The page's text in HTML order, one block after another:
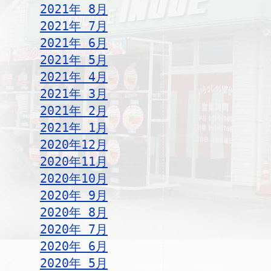
2021年 8月
2021年 7月
2021年 6月
2021年 5月
2021年 4月
2021年 3月
2021年 2月
2021年 1月
2020年12月
2020年11月
2020年10月
2020年 9月
2020年 8月
2020年 7月
2020年 6月
2020年 5月